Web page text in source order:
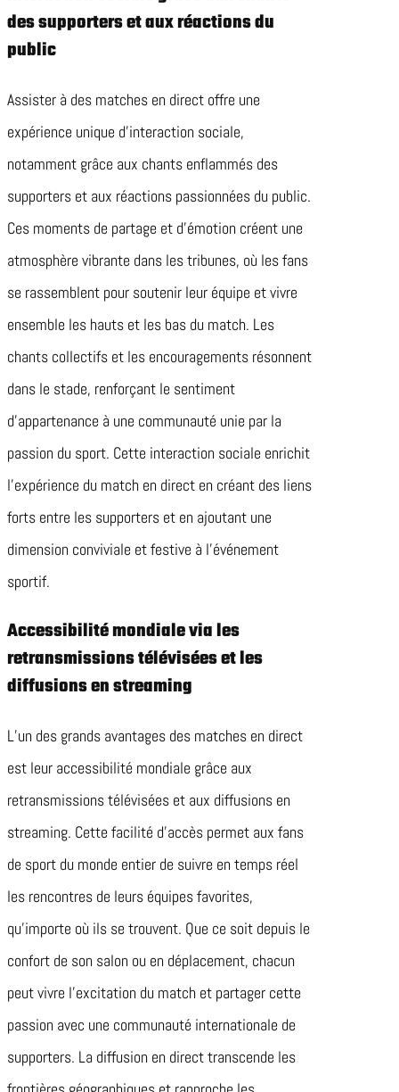
des supporters et aux réactions du
public
Assister à des matches en direct offre une
expérience unique d’interaction sociale,
notamment grâce aux chants enflammés des
supporters et aux réactions passionnées du public.
Ces moments de partage et d’émotion créent une
atmosphère vibrante dans les tribunes, où les fans
se rassemblent pour soutenir leur équipe et vivre
ensemble les hauts et les bas du match. Les
chants collectifs et les encouragements résonnent
dans le stade, renforçant le sentiment
d’appartenance à une communauté unie par la
passion du sport. Cette interaction sociale enrichit
l’expérience du match en direct en créant des liens
forts entre les supporters et en ajoutant une
dimension conviviale et festive à l’événement
sportif.
Accessibilité mondiale via les
retransmissions télévisées et les
diffusions en streaming
L’un des grands avantages des matches en direct
est leur accessibilité mondiale grâce aux
retransmissions télévisées et aux diffusions en
streaming. Cette facilité d’accès permet aux fans
de sport du monde entier de suivre en temps réel
les rencontres de leurs équipes favorites,
qu’importe où ils se trouvent. Que ce soit depuis le
confort de son salon ou en déplacement, chacun
peut vivre l’excitation du match et partager cette
passion avec une communauté internationale de
supporters. La diffusion en direct transcende les